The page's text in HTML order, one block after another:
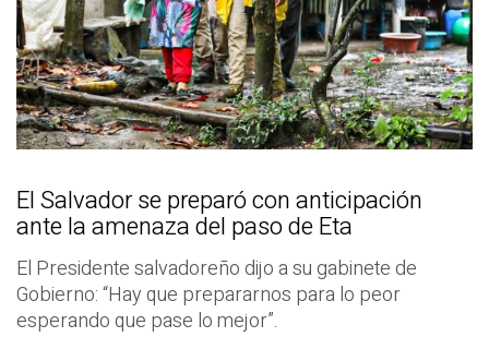
El Salvador se preparó con anticipación
ante la amenaza del paso de Eta
El Presidente salvadoreño dijo a su gabinete de
Gobierno: “Hay que prepararnos para lo peor
esperando que pase lo mejor”.